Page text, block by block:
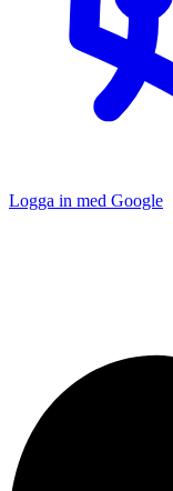
Logga in med Google